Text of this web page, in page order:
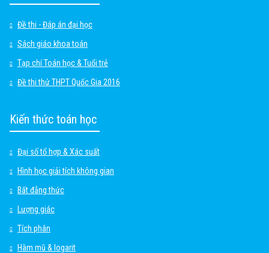
Đề thi - Đáp án đại học
Sách giáo khoa toán
Tạp chí Toán học & Tuổi trẻ
Đề thi thử THPT Quốc Gia 2016
Kiến thức toán học
Đại số tổ hợp & Xác suất
Hình học giải tích không gian
Bất đẳng thức
Lượng giác
Tích phân
Hàm mũ & logarit